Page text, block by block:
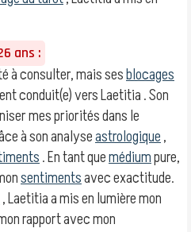
ans :
à consulter, mais sesblocages
conduit(e) vers Laetitia . Son
mes priorités dans le
à son analyseastrologique,
. En tant quemédiumpure,
sentimentsavec exactitude.
, Laetitia a mis en lumière mon
rapport avec mon